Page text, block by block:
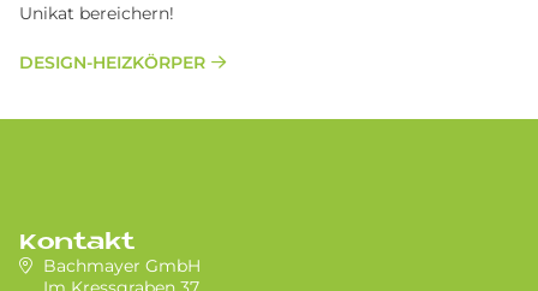
Unikat bereichern!
DESIGN-HEIZKÖRPER
Kontakt
Bachmayer GmbH